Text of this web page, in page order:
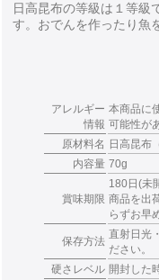
日高昆布の等級は１等級
す。おでんを作ったり魚
アレルギー
情報
本商品に
可能性が
原材料名
日高昆布
内容量 70g
賞味期限
180日(未
商品を出
らずお早
保存方法
直射日光
ださい。
硬さレベル 開封し